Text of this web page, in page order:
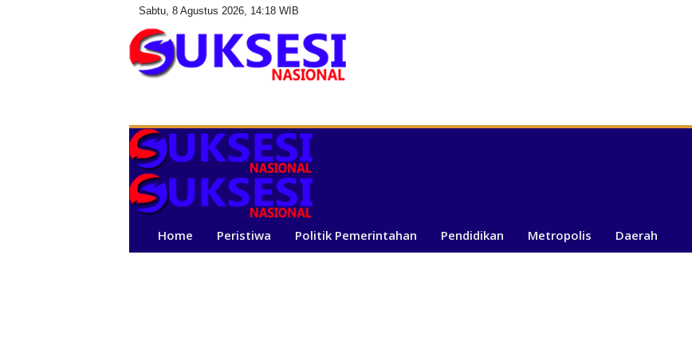
Sabtu, 8 Agustus 2026, 14:18 WIB
s
e
i
N
i
Home Peristiwa Politik Pemerintahan Pendidikan Metropolis Daerah